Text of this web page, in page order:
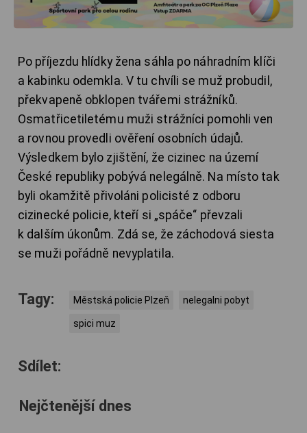
Po příjezdu hlídky žena sáhla po náhradním klíči
a kabinku odemkla. V tu chvíli se muž probudil,
překvapeně obklopen tvářemi strážníků.
Osmatřicetiletému muži strážníci pomohli ven
a rovnou provedli ověření osobních údajů.
Výsledkem bylo zjištění, že cizinec na území
České republiky pobývá nelegálně. Na místo tak
byli okamžitě přivoláni policisté z odboru
cizinecké policie, kteří si „spáče“ převzali
k dalším úkonům. Zdá se, že záchodová siesta
se muži pořádně nevyplatila.
Tagy: Městská policie Plzeň nelegalni pobyt
spici muz
Sdílet:
Nejčtenější dnes